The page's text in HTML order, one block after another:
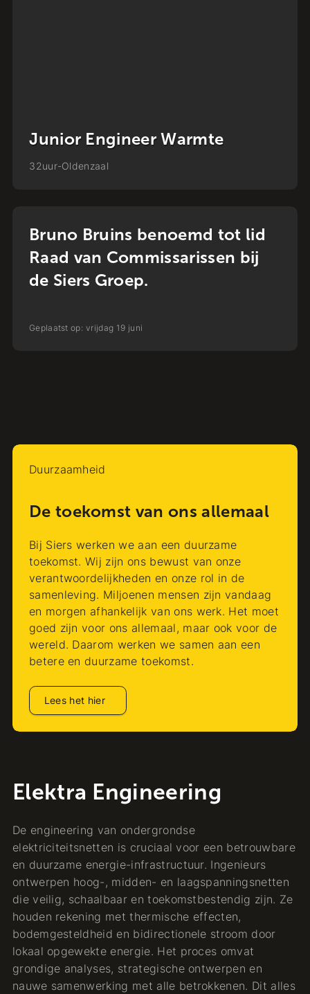
Junior Engineer Netuitbreiding
32uur-Apeldoorn
Nieuws
Bruno Bruins benoemd tot lid
Raad van Commissarissen bij
de Siers Groep.
Geplaatst op: vrijdag 19 juni
Duurzaamheid
De toekomst van ons allemaal
Bij Siers werken we aan een duurzame
toekomst. Wij zijn ons bewust van onze
verantwoordelijkheden en onze rol in de
samenleving. Miljoenen mensen zijn vandaag
en morgen afhankelijk van ons werk. Het moet
goed zijn voor ons allemaal, maar ook voor de
wereld. Daarom werken we samen aan een
betere en duurzame toekomst.
Lees het hier
Elektra Engineering
De engineering van ondergrondse
elektriciteitsnetten is cruciaal voor een betrouwbare
en duurzame energie-infrastructuur. Ingenieurs
ontwerpen hoog-, midden- en laagspanningsnetten
die veilig, schaalbaar en toekomstbestendig zijn. Ze
houden rekening met thermische effecten,
bodemgesteldheid en bidirectionele stroom door
lokaal opgewekte energie. Het proces omvat
grondige analyses, strategische ontwerpen en
nauwe samenwerking met alle betrokkenen. Dit alles